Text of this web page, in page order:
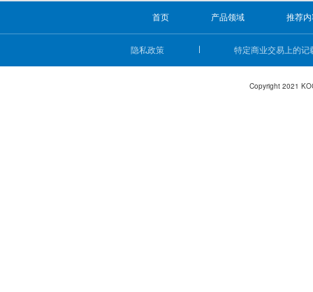
首页 产品领域 推荐
隐私政策 特定商业交易上的记
Copyright 2021